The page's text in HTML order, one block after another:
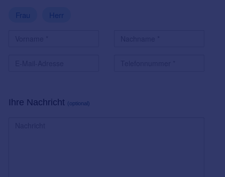
Frau Herr
Ihre Nachricht (optional)